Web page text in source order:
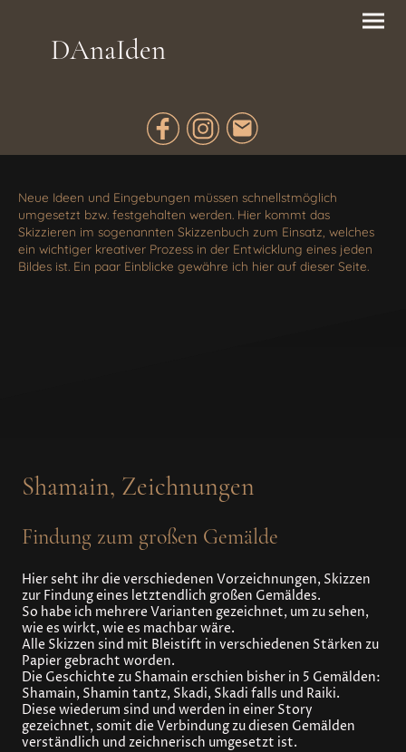
DAnaIden
Neue Ideen und Eingebungen müssen schnellstmöglich
umgesetzt bzw. festgehalten werden. Hier kommt das
Skizzieren im sogenannten Skizzenbuch zum Einsatz, welches
ein wichtiger kreativer Prozess in der Entwicklung eines jeden
Bildes ist. Ein paar Einblicke gewähre ich hier auf dieser Seite.
Shamain, Zeichnungen
Findung zum großen Gemälde
Hier seht ihr die verschiedenen Vorzeichnungen, Skizzen
zur Findung eines letztendlich großen Gemäldes.
So habe ich mehrere Varianten gezeichnet, um zu sehen,
wie es wirkt, wie es machbar wäre.
Alle Skizzen sind mit Bleistift in verschiedenen Stärken zu
Papier gebracht worden.
Die Geschichte zu Shamain erschien bisher in 5 Gemälden:
Shamain, Shamin tantz, Skadi, Skadi falls und Raiki.
Diese wiederum sind und werden in einer Story
gezeichnet, somit die Verbindung zu diesen Gemälden
verständlich und zeichnerisch umgesetzt ist.